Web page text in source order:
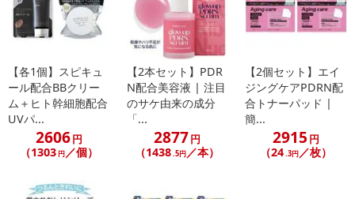
こちらの情報は 2026-07-09 13:40:35.0での情報となります。
【各1個】スピキュ
ール配合BBクリー
ム＋ヒト幹細胞配合
UVパ...
2606円
（1303 円／個）
【2本セット】PDR
N配合美容液 | 注目
のサケ由来の成分
「...
2877円
（1438 .5円 ／本）
【2個セット】エイ
ジングケアPDRN配
合トナーパッド |
簡...
2915 円
（24 .3円 ／枚）